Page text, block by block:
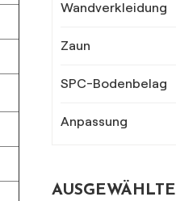
Wandverkleidung
Zaun
SPC-Bodenbelag
Anpassung
AUSGEWÄHLTE